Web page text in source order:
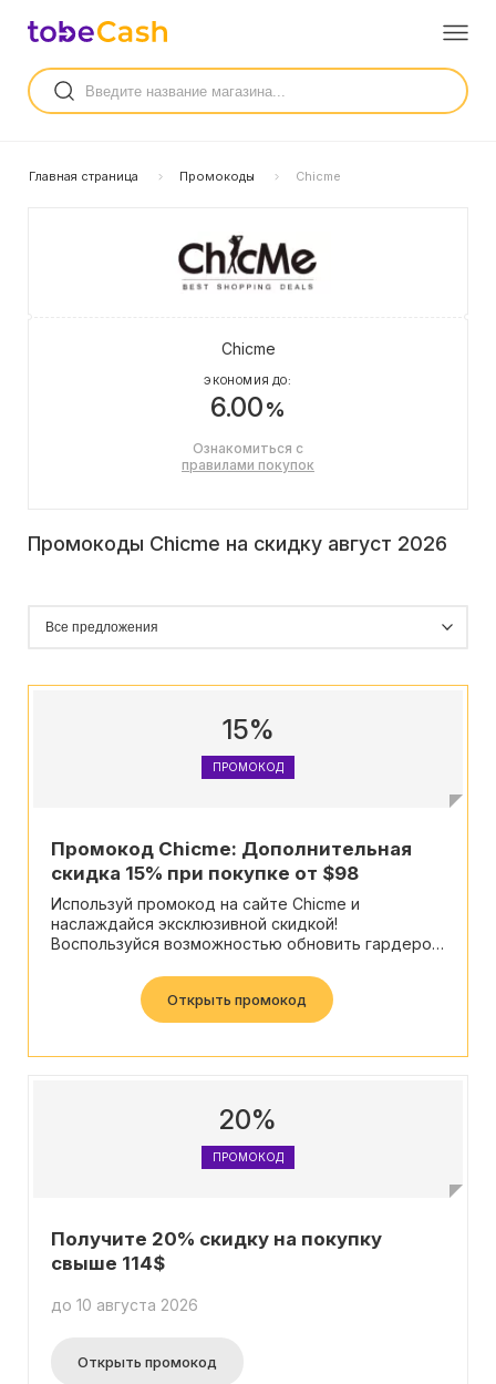
Главная страница Промокоды Chicme
Chicme
ЭКОНОМИЯ ДО:
6.00%
Ознакомиться с
правилами покупок
Промокоды Chicme на скидку август 2026
15%
ПРОМОКОД
Промокод Chicme: Дополнительная
скидка 15% при покупке от $98
Используй промокод на сайте Chicme и
наслаждайся эксклюзивной скидкой!
Воспользуйся возможностью обновить гардероб
Открыть промокод
20%
ПРОМОКОД
Получите 20% скидку на покупку
свыше 114$
до 10 августа 2026
Открыть промокод